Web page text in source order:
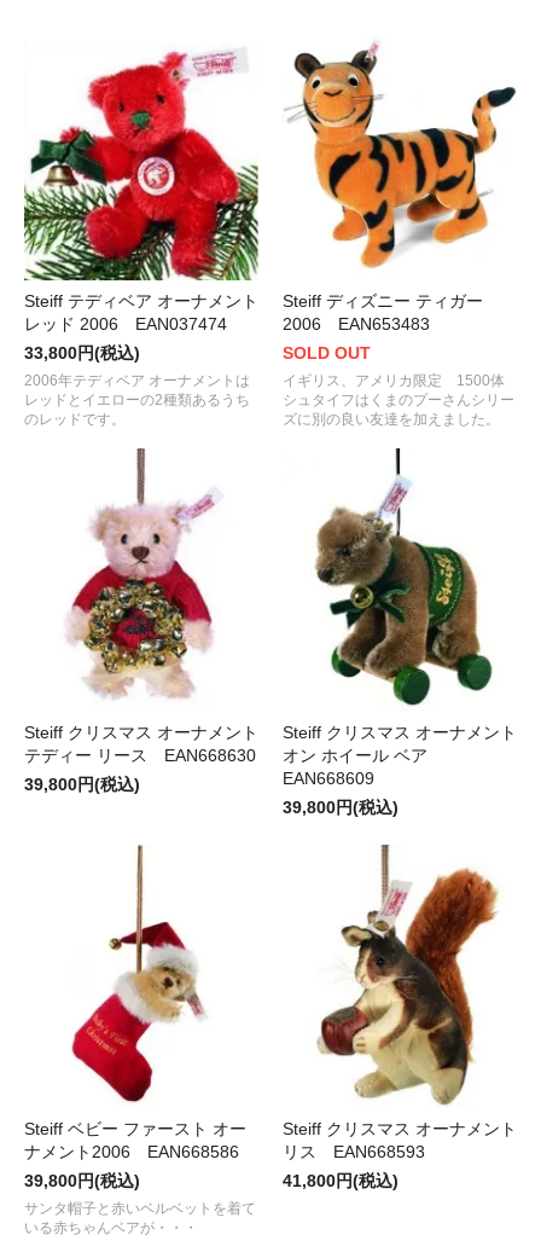
Steiff テディベア オーナメント
レッド 2006 EAN037474
33,800円(税込)
2006年テディベア オーナメントは
レッドとイエローの2種類あるうち
のレッドです。
Steiff ディズニー ティガー
2006 EAN653483
SOLD OUT
イギリス、アメリカ限定 1500体
シュタイフはくまのプーさんシリー
ズに別の良い友達を加えました。
Steiff クリスマス オーナメント
テディー リース EAN668630
39,800円(税込)
Steiff クリスマス オーナメント
オン ホイール ベア
EAN668609
39,800円(税込)
Steiff ベビー ファースト オー
ナメント2006 EAN668586
39,800円(税込)
サンタ帽子と赤いベルベットを着て
いる赤ちゃんベアが・・・
Steiff クリスマス オーナメント
リス EAN668593
41,800円(税込)